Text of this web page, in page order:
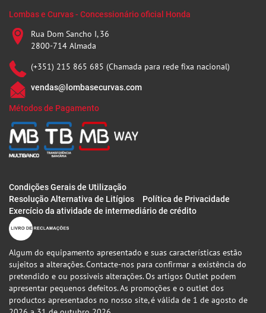
Lombas e Curvas - Concessionário oficial Honda
Rua Dom Sancho I, 36
2800-714 Almada
(+351) 215 865 685 (Chamada para rede fixa nacional)
vendas@lombasecurvas.com
Métodos de Pagamento
Condições Gerais de Utilização
Resolução Alternativa de Litígios
Política de Privacidade
Exercício da atividade de intermediário de crédito
Algum do equipamento apresentado e suas características estão
sujeitos a alterações. Contacte-nos para confirmar a existência do
pretendido e ou possiveis alterações. Os artigos Outlet podem
apresentar pequenos defeitos. As promoções e o outlet dos
productos apresentados no nosso site, é válida de 1 de agosto de